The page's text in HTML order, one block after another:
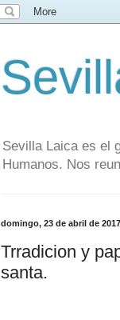
Sevilla Laica es el
Humanos. Nos
domingo, 23 de abril de 2017
Trradicion y
santa.